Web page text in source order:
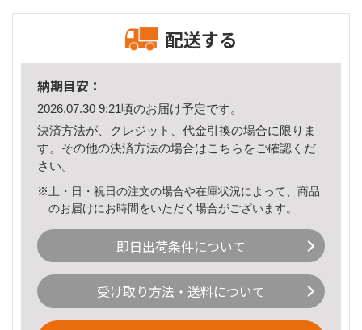
配送する
納期目安：
2026.07.30 9:21頃のお届け予定です。
決済方法が、クレジット、代金引換の場合に限りま
す。その他の決済方法の場合はこちら をご確認くだ
さい。
※土・日・祝日の注文の場合や在庫状況によって、商品
のお届けにお時間をいただく場合がございます。
即日出荷条件について
受け取り方法・送料について